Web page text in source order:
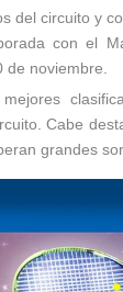
del circuito y
con el
noviembre.
Cabe
grandes